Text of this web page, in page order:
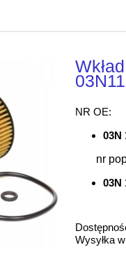
NR OE:
03N
nr
03N
Wysyłka